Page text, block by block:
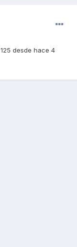
125 desde hace 4